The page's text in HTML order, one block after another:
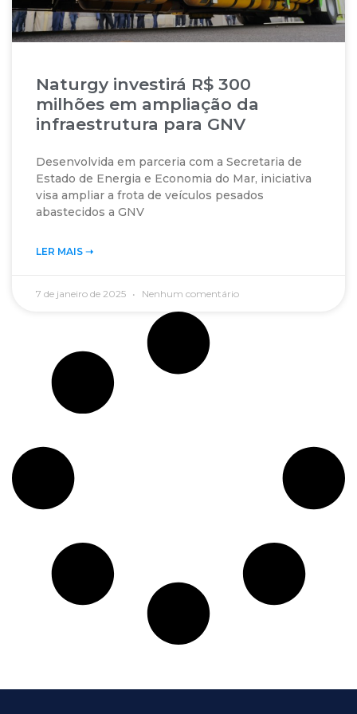
Naturgy investirá R$ 300
milhões em ampliação da
infraestrutura para GNV
Desenvolvida em parceria com a Secretaria de
Estado de Energia e Economia do Mar, iniciativa
visa ampliar a frota de veículos pesados
abastecidos a GNV
LER MAIS ➝‬
7 de janeiro de 2025 Nenhum comentário